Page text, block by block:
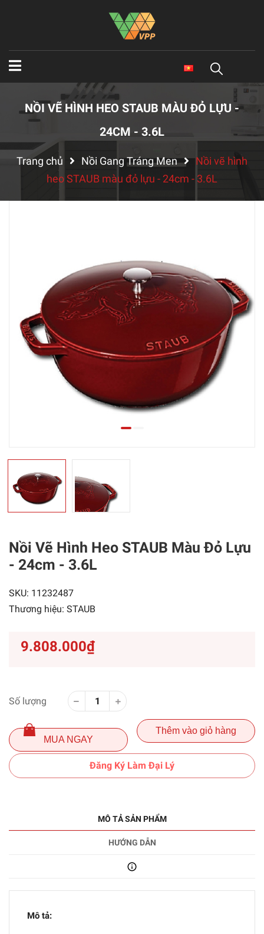
NỒI VẼ HÌNH HEO STAUB MÀU ĐỎ LỰU -
24CM - 3.6L
Trang chủ Nồi Gang Tráng Men
Nồi vẽ hình
heo STAUB màu đỏ lựu - 24cm - 3.6L
Nồi Vẽ Hình Heo STAUB Màu Đỏ Lựu
- 24cm - 3.6L
SKU: 11232487
Thương hiệu: STAUB
9.808.000₫
Số lượng
MUA NGAY
Thêm vào giỏ hàng
Đăng Ký Làm Đại Lý
MÔ TẢ SẢN PHẨM
HƯỚNG DẪN
Mô tả: